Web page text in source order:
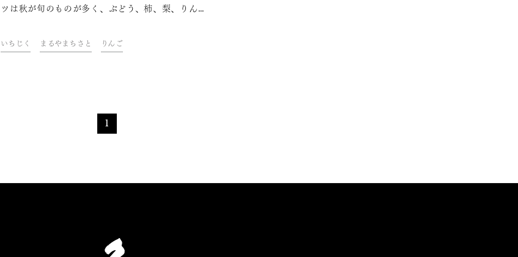
ツは秋が旬のものが多く、ぶどう、柿、梨、りん
さん思いつきますよね。今回は、食のプランナー・
まるやまちさとさんが提案する、秋に旬を迎えるフ
いちじく まるやまちさと りんご
1